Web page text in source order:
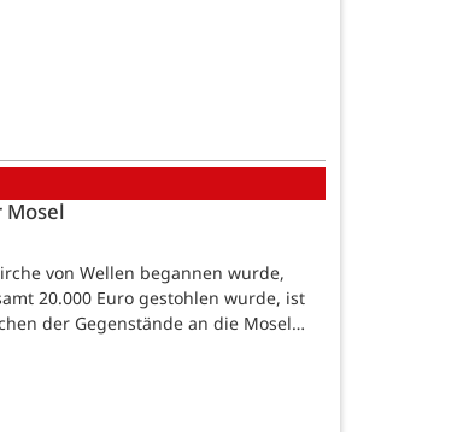
Mosel
von Wellen begannen wurde,
20.000 Euro gestohlen wurde, ist
der Gegenstände an die Mosel…